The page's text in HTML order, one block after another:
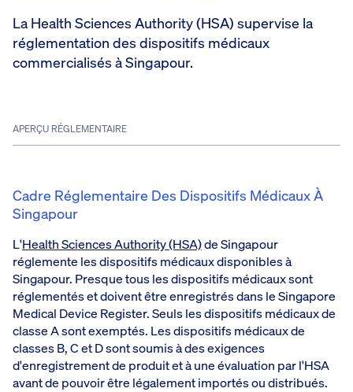
La Health Sciences Authority (HSA) supervise la
réglementation des dispositifs médicaux
commercialisés à Singapour.
APERÇU RÉGLEMENTAIRE
Cadre Réglementaire Des Dispositifs Médicaux À
Singapour
L'Health Sciences Authority (HSA)de Singapour
réglemente les dispositifs médicaux disponibles à
Singapour. Presque tous les dispositifs médicaux sont
réglementés et doivent être enregistrés dans le Singapore
Medical Device Register. Seuls les dispositifs médicaux de
classe A sont exemptés. Les dispositifs médicaux de
classes B, C et D sont soumis à des exigences
d'enregistrement de produit et à une évaluation par l'HSA
avant de pouvoir être légalement importés ou distribués.